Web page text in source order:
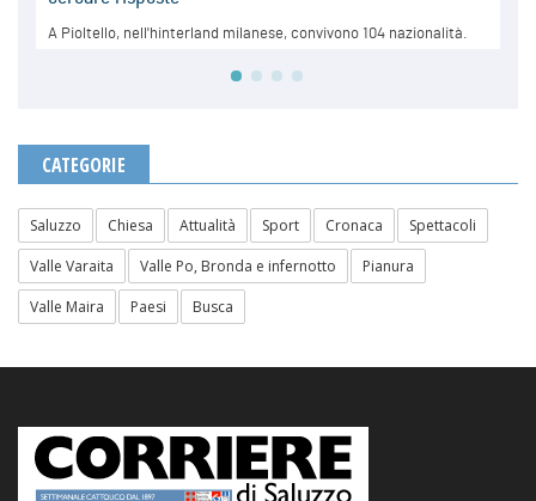
CATEGORIE
Saluzzo Chiesa Attualità Sport Cronaca
Spettacoli
Valle Varaita
Valle Po, Bronda e infernotto
Pianura
Valle Maira
Paesi Busca